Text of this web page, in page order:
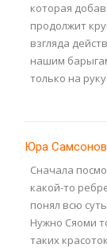
которая
продолжит
взгляда
нашим
только на руку.
Юра Самсонов
Сначала
какой-то
понял всю
Нужно Сяоми
таких